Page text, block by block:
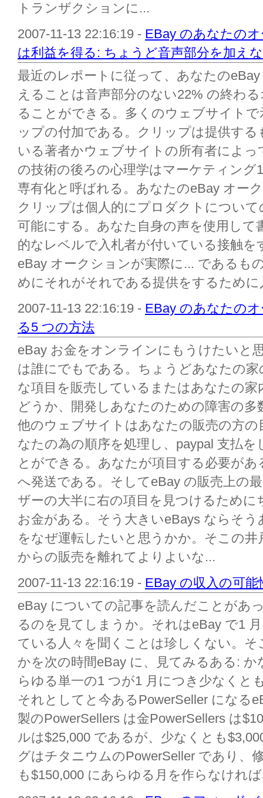
トランザクションに...
2007-11-13 22:16:19 - EBay のあなたの
は利益を得る: ちょうど音声部分を加え
最近のレポートに従って、あなたの
えることは音声部分のない22% の終わ
ることができる。多くのウェブサイト
ップの付加である。クリップは提供す
いる著者かウェブサイトの所有者によ
の技術の後ろの心理学はマーケティング
専有化と呼ばれる。あなたのeBay オー
クリップは個人的にプロダクトについ
可能にする。あなた自身の声を使用し
的なレベルで入札者が付いている接触
eBay オークションが実際に... であるも
めにそれがそれである提供をするために
2007-11-13 22:16:19 - EBay のあなたの
る5 つの方法
eBay お金をオンラインにもうけたいと
は誰にでもである。ちょうどあなたの
な項目を販売しているまたはあなたの
どうか、開発しあなたのための障害の
他のウェブサイトはあなたの販売の方
なたの為の順序を処理し、paypal 支払
とができる。あなたが項目する必要が
へ発送である。そしてeBay の販売上の
ザーの大半に右の項目を見つけるため
お金がある。そう大きいeBays ならそ
をなぜ運転したいと思うかか。そこの
からの販売を離れてよりよいな...
2007-11-13 22:16:19 - EBay の収入の可能
eBay についての記事を読んだことがあ
るのを見てしまうか。それはeBay で1
ている人々を聞くことは珍しくない。
かを次の時間eBay に、見てみるある:
らゆる単一の1 つが1 月につき少なくと
それとしてと今あるPowerSeller になる
製のPowerSellers は金PowerSellers は
ルは$25,000 であるが、少なくとも
グはチタニウムのPowerSeller であり、
も$150,000 にあらゆる月を作らなけれ